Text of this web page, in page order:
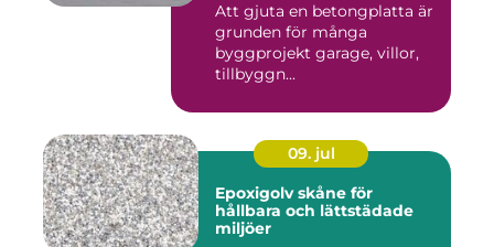
Att gjuta en betongplatta är
grunden för många
byggprojekt garage, villor,
tillbyggn...
09. jul
Epoxigolv skåne för
hållbara och lättstädade
miljöer